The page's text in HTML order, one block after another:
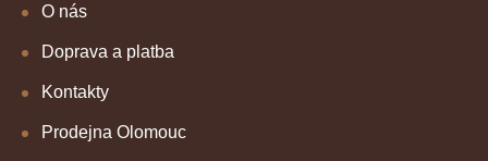
O nás
Doprava a platba
Kontakty
Prodejna Olomouc